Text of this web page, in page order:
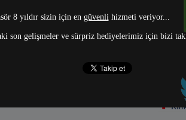
8 yıldır sizin için en güvenlihizmeti veriyor...
son gelişmeler ve sürpriz hediyelerimiz için bizi